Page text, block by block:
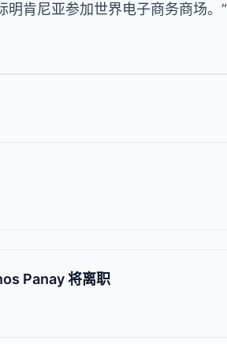
肯尼亚参加世界电子商务商场。”
Panay 将离职